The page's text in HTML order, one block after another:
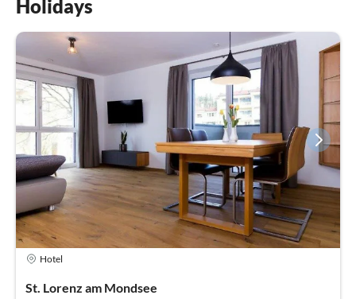
Holidays
Hotel
St. Lorenz am Mondsee